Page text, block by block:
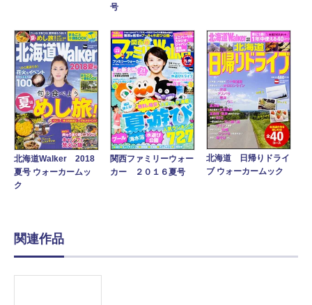
号
北海道Walker 2018
夏号 ウォーカームッ
ク
関西ファミリーウォー
カー ２０１６夏号
北海道 日帰りドライ
ブ ウォーカームック
関連作品